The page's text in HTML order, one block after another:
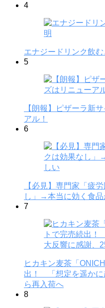
4
エナジードリンク飲
5
【朗報】ピザーラ新
アル！
6
【必見】専門家「疲
し」→本当に効く食品
7
ヒカキン麦茶「
出！ 「想定を遥かに
ら再入荷へ
8